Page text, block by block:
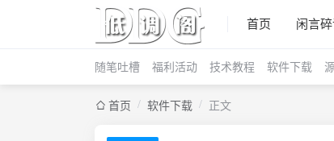
首页 闲言
随笔吐槽 福利活动 技术教程 软件下载
首页 / 软件下载 / 正文